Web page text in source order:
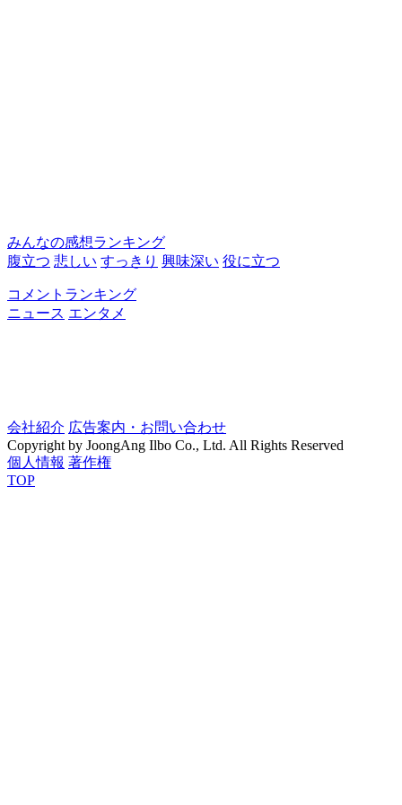
みんなの感想ランキング
腹立つ 悲しい すっきり 興味深い 役に立つ
コメントランキング
ニュース エンタメ
会社紹介 広告案内・お問い合わせ
Copyright by JoongAng Ilbo Co., Ltd. All Rights Reserved
個人情報 著作権
TOP